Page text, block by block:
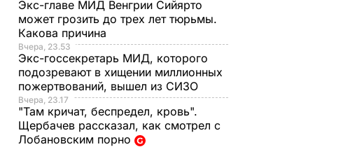
Экс-главе МИД Венгрии Сийярто
может грозить до трех лет тюрьмы.
Какова причина
Вчера, 23.53
Экс-госсекретарь МИД, которого
подозревают в хищении миллионных
пожертвований, вышел из СИЗО
Вчера, 23.17
"Там кричат, беспредел, кровь".
Щербачев рассказал, как смотрел с
Лобановским порно